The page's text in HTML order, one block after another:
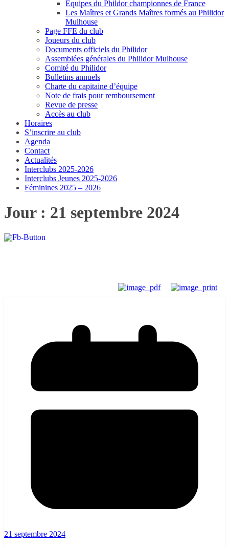
Equipes du Phildor championnes de France
Les Maîtres et Grands Maîtres formés au Philidor
Mulhouse
Page FFE du club
Joueurs du club
Documents officiels du Philidor
Assemblées générales du Philidor Mulhouse
Comité du Philidor
Bulletins annuels
Charte du capitaine d’équipe
Note de frais pour remboursement
Revue de presse
Accès au club
Horaires
S’inscrire au club
Agenda
Contact
Actualités
Interclubs 2025-2026
Interclubs Jeunes 2025-2026
Féminines 2025 – 2026
Jour : 21 septembre 2024
21 septembre 2024